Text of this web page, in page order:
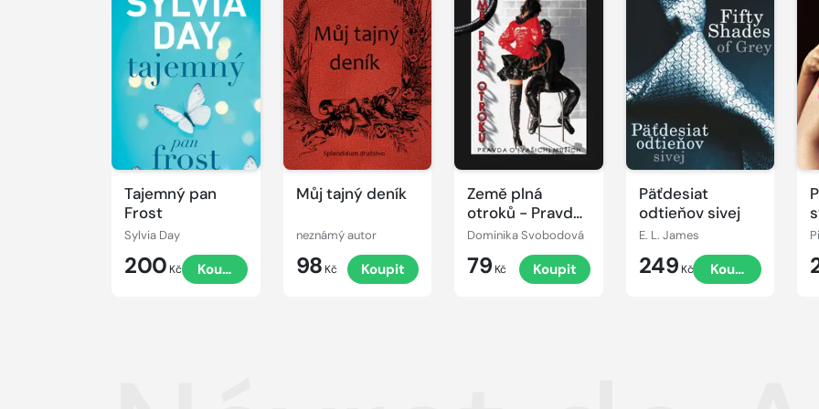
Tajemný pan
Frost
Sylvia Day
200 Kč Koupit
Můj tajný deník
neznámý autor
98 Kč Koupit
Země plná
otroků - Pravda
o (vašich)
Dominika Svobodová
79 Kč Koupit
Päťdesiat
odtieňov sivej
E. L. James
249 Kč Koupit